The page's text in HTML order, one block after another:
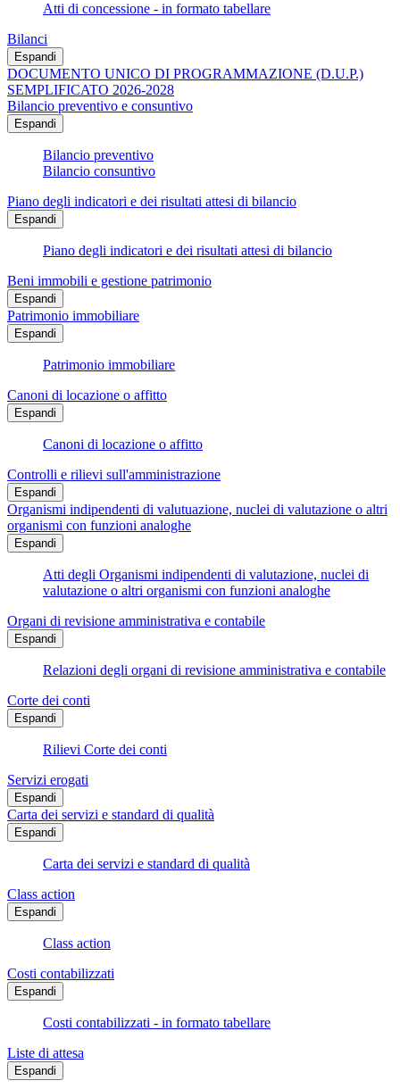
Atti di concessione - in formato tabellare
Bilanci
Espandi
DOCUMENTO UNICO DI PROGRAMMAZIONE (D.U.P.)
SEMPLIFICATO 2026-2028
Bilancio preventivo e consuntivo
Espandi
Bilancio preventivo
Bilancio consuntivo
Piano degli indicatori e dei risultati attesi di bilancio
Espandi
Piano degli indicatori e dei risultati attesi di bilancio
Beni immobili e gestione patrimonio
Espandi
Patrimonio immobiliare
Espandi
Patrimonio immobiliare
Canoni di locazione o affitto
Espandi
Canoni di locazione o affitto
Controlli e rilievi sull'amministrazione
Espandi
Organismi indipendenti di valutuazione, nuclei di valutazione o altri
organismi con funzioni analoghe
Espandi
Atti degli Organismi indipendenti di valutazione, nuclei di
valutazione o altri organismi con funzioni analoghe
Organi di revisione amministrativa e contabile
Espandi
Relazioni degli organi di revisione amministrativa e contabile
Corte dei conti
Espandi
Rilievi Corte dei conti
Servizi erogati
Espandi
Carta dei servizi e standard di qualità
Espandi
Carta dei servizi e standard di qualità
Class action
Espandi
Class action
Costi contabilizzati
Espandi
Costi contabilizzati - in formato tabellare
Liste di attesa
Espandi